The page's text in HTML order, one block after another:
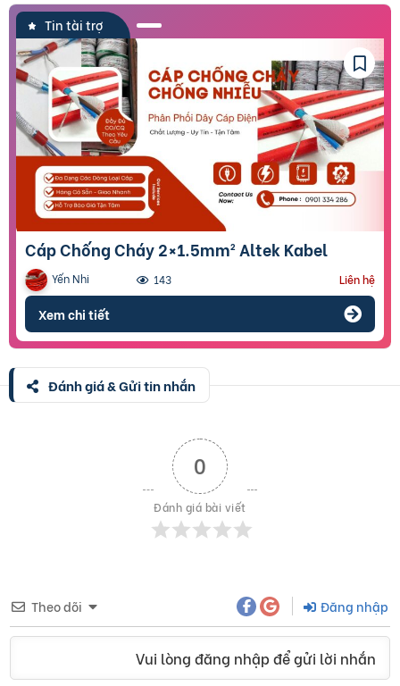
Tin tài trợ
Cáp Chống Cháy 2×1.5mm² Altek Kabel
Yến Nhi 143 Liên hệ
Xem chi tiết
Đánh giá & Gửi tin nhắn
0
Đánh giá bài viết
Theo dõi Đăng nhập
Vui lòng đăng nhập để gửi lời nhắn